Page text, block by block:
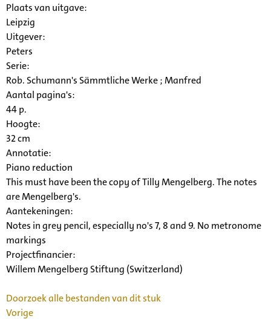
Plaats van uitgave:
Leipzig
Uitgever:
Peters
Serie:
Rob. Schumann's Sämmtliche Werke ; Manfred
Aantal pagina's:
44 p.
Hoogte:
32 cm
Annotatie:
Piano reduction
This must have been the copy of Tilly Mengelberg. The notes
are Mengelberg's.
Aantekeningen:
Notes in grey pencil, especially no's 7, 8 and 9. No metronome
markings
Projectfinancier:
Willem Mengelberg Stiftung (Switzerland)
Doorzoek alle bestanden van dit stuk
Vorige